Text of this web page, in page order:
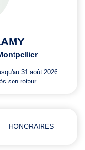
31 août 2026.
son retour.
HONORAIRES